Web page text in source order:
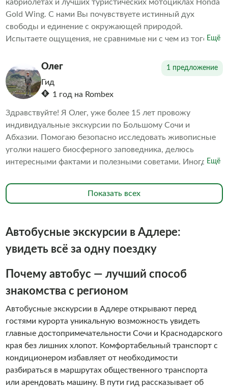
кабриолетах и лучших туристических мотоциклах Honda
Gold Wing. С нами Вы почувствуете истинный дух
свободы и единение с окружающей природой.
Испытаете ощущения, не сравнимые ни с чем из того,Ещё
Олег 1 предложение
Гид
1 год на Rombex
Здравствуйте! Я Олег, уже более 15 лет провожу
индивидуальные экскурсии по Большому Сочи и
Абхазии. Помогаю безопасно исследовать живописные
уголки нашего биосферного заповедника, делюсь
интересными фактами и полезными советами. Иногда
свежем воздухе. Подсказываю, где сделать самые
красивые фотографии и как поймать лучший ракурс.
Ещё
Показать всех
Автобусные экскурсии в Адлере:
увидеть всё за одну поездку
Почему автобус — лучший способ
знакомства с регионом
Автобусные экскурсии в Адлере открывают перед
гостями курорта уникальную возможность увидеть
главные достопримечательности Сочи и Краснодарского
края без лишних хлопот. Комфортабельный транспорт с
кондиционером избавляет от необходимости
разбираться в маршрутах общественного транспорта
или арендовать машину. В пути гид рассказывает об